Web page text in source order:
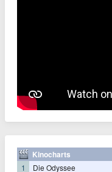
Kinocharts
1 Die Odyssee